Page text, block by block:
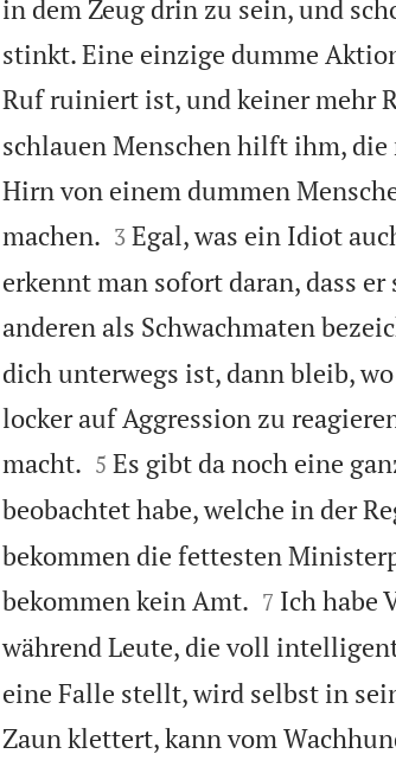
in dem Zeug drin zu sein, und
stinkt. Eine einzige dumme
Ruf ruiniert ist, und keiner mehr
schlauen Menschen hilft ihm,
Hirn von einem dummen
machen.
3 Egal, was ein Idiot
erkennt man sofort daran, dass
anderen als Schwachmaten
dich unterwegs ist, dann bleib,
locker auf Aggression zu
macht.
5 Es gibt da noch eine
beobachtet habe, welche in der
bekommen die fettesten
bekommen kein Amt.
7 Ich habe
während Leute, die voll
eine Falle stellt, wird selbst in
Zaun klettert, kann vom